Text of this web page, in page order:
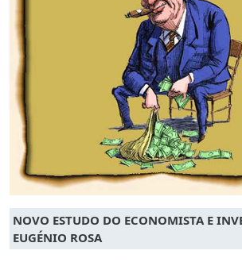
NOVO ESTUDO DO ECONOMISTA E
EUGÉNIO ROSA